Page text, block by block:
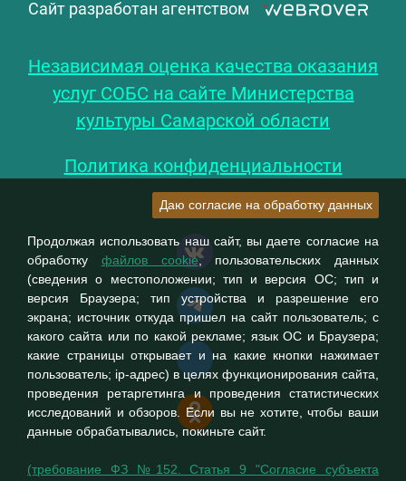
Сайт разработан агентством
Независимая оценка качества оказания
услуг СОБС на сайте Министерства
культуры Самарской области
Политика конфиденциальности
Даю согласие на обработку данных
Продолжая использовать наш сайт, вы даете согласие на
обработку файлов cookie, пользовательских данных
(сведения о местоположении; тип и версия ОС; тип и
версия Браузера; тип устройства и разрешение его
экрана; источник откуда пришел на сайт пользователь; с
какого сайта или по какой рекламе; язык ОС и Браузера;
какие страницы открывает и на какие кнопки нажимает
пользователь; ip-адрес) в целях функционирования сайта,
проведения ретаргетинга и проведения статистических
исследований и обзоров. Если вы не хотите, чтобы ваши
данные обрабатывались, покиньте сайт.
(требование ФЗ №152. Статья 9 "Согласие субъекта